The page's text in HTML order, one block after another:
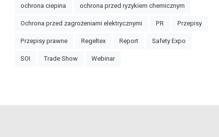
ochrona ciepina
ochrona przed ryzykiem chemicznym
Ochrona przed zagrożeniami elektrycznymi
PR
Przepisy
Przepisy prawne
Regeltex Report
Safety Expo
SOI
Trade Show Webinar